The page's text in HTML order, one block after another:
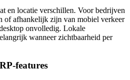
en locatie verschillen. Voor bedrijven
of afhankelijk zijn van mobiel verkeer
onvolledig. Lokale
wanneer zichtbaarheid per